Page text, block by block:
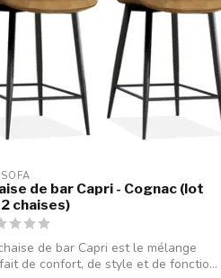
de bar Capri - Cognac (lot
chaises)
de bar Capri est le mélange
de confort, de style et de fonctio...